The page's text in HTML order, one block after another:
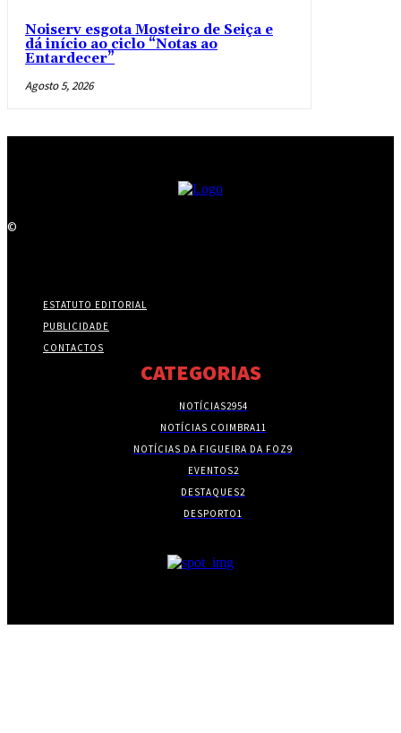
Noiserv esgota Mosteiro de Seiça e
dá início ao ciclo “Notas ao
Entardecer”
Agosto 5, 2026
©
ESTATUTO EDITORIAL
PUBLICIDADE
CONTACTOS
CATEGORIAS
NOTÍCIAS2954
NOTÍCIAS COIMBRA11
NOTÍCIAS DA FIGUEIRA DA FOZ9
EVENTOS2
DESTAQUES2
DESPORTO1